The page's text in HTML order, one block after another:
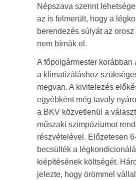
Népszava szerint
az is felmerült, hogy a
berendezés súlyát az
nem bírnák el.
A főpolgármester korábban
a klimatizáláshoz
megvan. A kivitelezés
egyébként még tavaly
a BKV közvetlenül a
műszaki szimpóziumot
részvételével. Előzetesen
becsülték a
kiépítésének költségét.
jelezte, hogy örömmel